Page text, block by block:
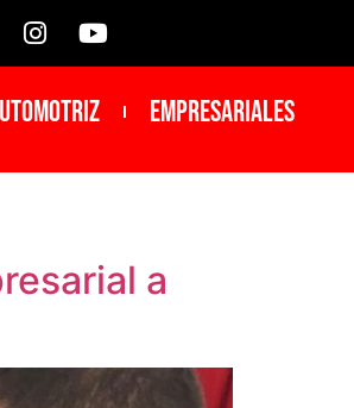
Empresariales
a